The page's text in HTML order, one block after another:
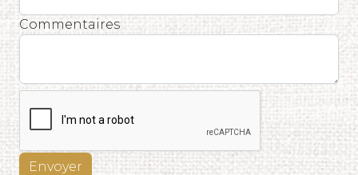
Commentaires
Envoyer